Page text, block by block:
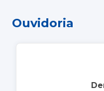
Ouvidoria